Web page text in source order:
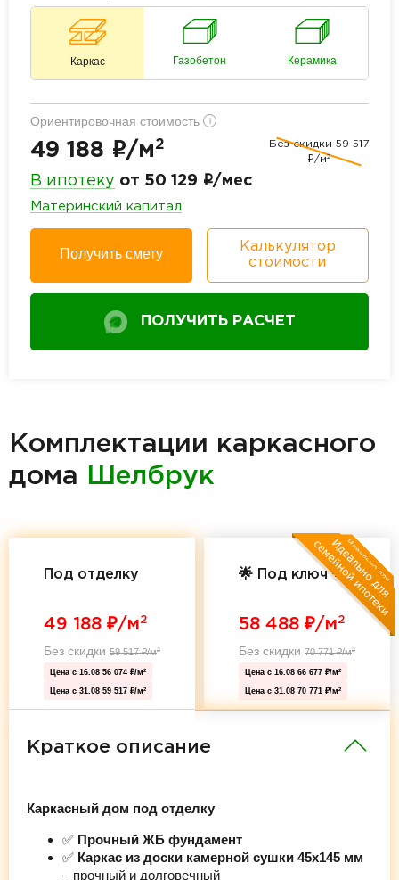
Каркас Газобетон Керамика
Ориентировочная стоимость i
49 188 i/м 2 Без скидки 59 517
i/м2
В ипотеку от 50 129 i/мес
Материнский капитал
Получить смету
Калькулятор
стоимости
ПОЛУЧИТЬ РАСЧЕТ
Комплектации каркасного
дома
Шелбрук
Под отделку
49 188 ₽/м2
Без скидки 59 517₽/м2
Цена с 16.08 56 074 ₽/м2
Цена с 31.08 59 517 ₽/м2
🌟 Под ключ 🌟
58 488 ₽/м2
Без скидки 70 771₽/м2
Цена с 16.08 66 677 ₽/м2
Цена с 31.08 70 771 ₽/м2
Краткое описание
Каркасный дом под отделку
✅ Прочный ЖБ фундамент
✅ Каркас из доски камерной сушки 45х145 мм
– прочный и долговечный